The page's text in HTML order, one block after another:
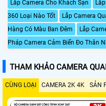
Lắp Camera Cho Khách Sạn
360 Loại Nào Tốt
Lắp Camera
Hàng Có Màu Ban Đêm
Lắp
Pháp Camera Cảm Biến Đo Thân
THAM KHẢO CAMERA
CÙNG LOẠI CAMERA 2K 4K SẢN